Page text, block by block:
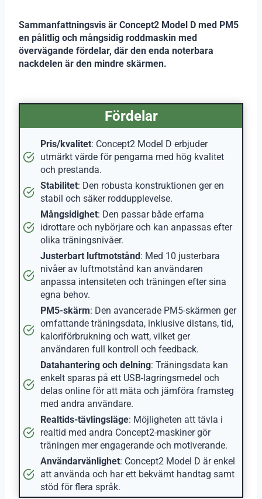
Sammanfattningsvis är Concept2 Model D med PM5
en pålitlig och mångsidig roddmaskin med
övervägande fördelar, där den enda noterbara
nackdelen är den mindre skärmen.
Fördelar
Pris/kvalitet: Concept2 Model D erbjuder
utmärkt värde för pengarna med hög kvalitet
och prestanda.
Stabilitet: Den robusta konstruktionen ger en
stabil och säker roddupplevelse.
Mångsidighet: Den passar både erfarna
idrottare och nybörjare och kan anpassas efter
olika träningsnivåer.
Justerbart luftmotstånd : Med 10 justerbara
nivåer av luftmotstånd kan användaren
anpassa intensiteten och träningen efter sina
egna behov.
PM5-skärm: Den avancerade PM5-skärmen ger
omfattande träningsdata, inklusive distans, tid,
kaloriförbrukning och watt, vilket ger
användaren full kontroll och feedback.
Datahantering och delning: Träningsdata kan
enkelt sparas på ett USB-lagringsmedel och
delas online för att mäta och jämföra framsteg
med andra användare.
Realtids-tävlingsläge: Möjligheten att tävla i
realtid med andra Concept2-maskiner gör
träningen mer engagerande och motiverande.
Användarvänlighet: Concept2 Model D är enkel
att använda och har ett bekvämt handtag samt
stöd för flera språk.